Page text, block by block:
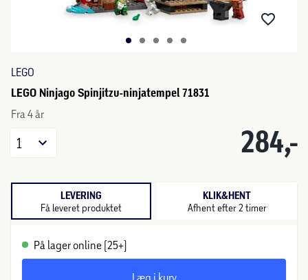
LEGO
LEGO Ninjago Spinjitzu-ninjatempel 71831
Fra 4 år
284,-
1
LEVERING
Få leveret produktet
KLIK&HENT
Afhent efter 2 timer
På lager online (25+)
Læg i kurv